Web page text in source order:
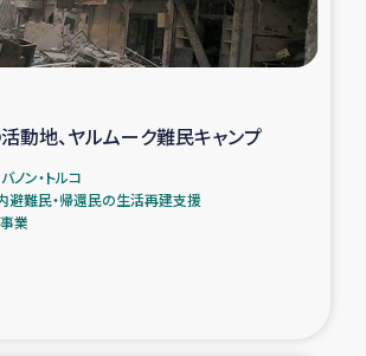
動地、ヤルムーク難民キャンプ
ノン・トルコ
避難民・帰還民の生活再建支援
業